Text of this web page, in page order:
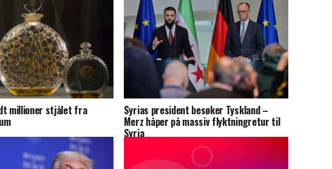
millioner stjålet fra Syrias president besøker Tyskland –
Merz håper på massiv flyktningretur til
Syria